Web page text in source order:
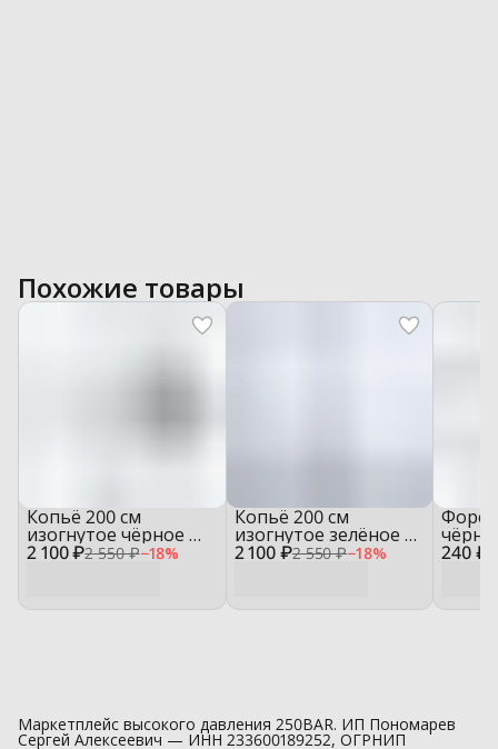
Похожие товары
2 100 ₽2 550 ₽−18%
Копьё 200 см
изогнутое чёрное —
L1101‑200 2 100 ₽2 550 ₽−18%
Копьё 200 см
изогнутое зелёное —
L1101‑200‑G 240 ₽
1/4" —
Маркетплейс высокого давления 250BAR. ИП Пономарев
Сергей Алексеевич — ИНН 233600189252, ОГРНИП